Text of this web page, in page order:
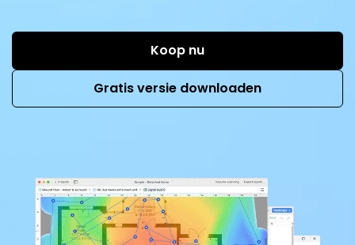
Koop nu
Gratis versie downloaden